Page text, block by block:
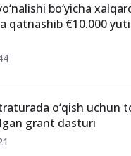
bo‘yicha
qatnashib €10.000
o‘qish uchun
grant dasturi